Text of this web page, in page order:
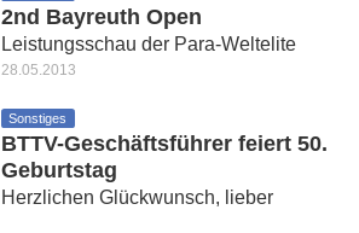
2nd Bayreuth Open
Leistungsschau der Para-Weltelite
28.05.2013
Sonstiges
BTTV-Geschäftsführer feiert 50.
Geburtstag
Herzlichen Glückwunsch, lieber